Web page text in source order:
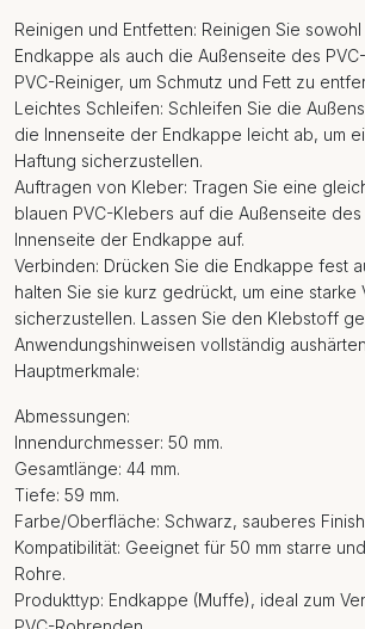
Reinigen und Entfetten: Reinigen Sie
Endkappe als auch die Außenseite des
PVC-Reiniger, um Schmutz und Fett zu
Leichtes Schleifen: Schleifen Sie die
die Innenseite der Endkappe leicht ab, um
Haftung sicherzustellen.
Auftragen von Kleber: Tragen Sie eine
blauen PVC-Klebers auf die Außenseite
Innenseite der Endkappe auf.
Verbinden: Drücken Sie die Endkappe fest
halten Sie sie kurz gedrückt, um eine starke
sicherzustellen. Lassen Sie den Klebstoff
Anwendungshinweisen vollständig
Hauptmerkmale:
Abmessungen:
Innendurchmesser: 50 mm.
Gesamtlänge: 44 mm.
Tiefe: 59 mm.
Farbe/Oberfläche: Schwarz, sauberes
Kompatibilität: Geeignet für 50 mm starre
Rohre.
Produkttyp: Endkappe (Muffe), ideal zum